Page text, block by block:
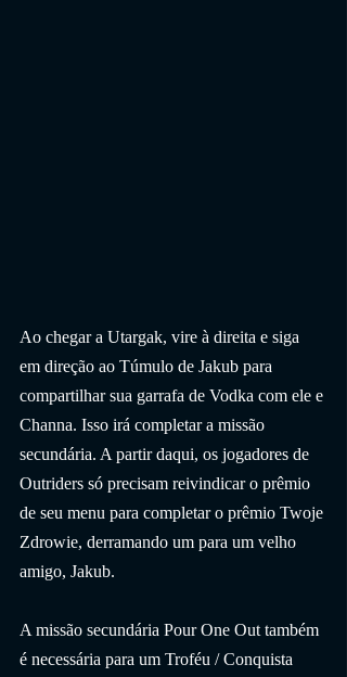
Ao chegar a Utargak, vire à direita e siga
em direção ao Túmulo de Jakub para
compartilhar sua garrafa de Vodka com ele e
Channa. Isso irá completar a missão
secundária. A partir daqui, os jogadores de
Outriders só precisam reivindicar o prêmio
de seu menu para completar o prêmio Twoje
Zdrowie, derramando um para um velho
amigo, Jakub.
A missão secundária Pour One Out também
é necessária para um Troféu / Conquista